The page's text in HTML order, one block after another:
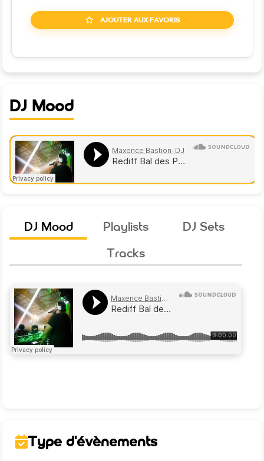
AJOUTER AUX FAVORIS
DJ Mood
DJ Mood Playlists
DJ Sets
Tracks
Type d'évènements